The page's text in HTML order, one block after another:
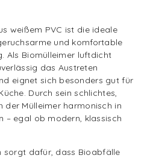
weißem PVC ist die ideale
und komfortable
Als Biomülleimer luftdicht
das Austreten
eignet sich besonders gut für
Durch sein schlichtes,
der Mülleimer harmonisch in
– egal ob modern, klassisch
sorgt dafür, dass Bioabfälle